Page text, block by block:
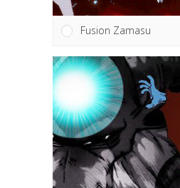
Fusion Zamasu